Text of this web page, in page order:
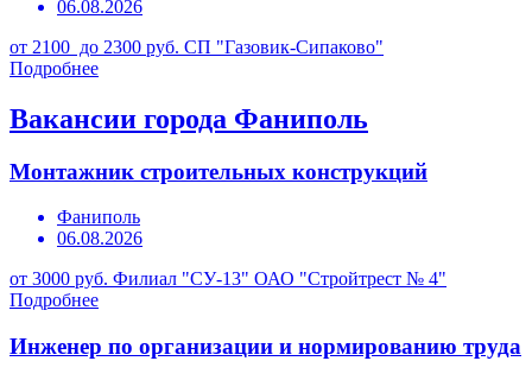
06.08.2026
от 2100 до 2300 руб. СП "Газовик-Сипаково"
Подробнее
Вакансии города Фаниполь
Монтажник строительных конструкций
Фаниполь
06.08.2026
от 3000 руб. Филиал "СУ-13" ОАО "Стройтрест № 4"
Подробнее
Инженер по организации и нормированию труда